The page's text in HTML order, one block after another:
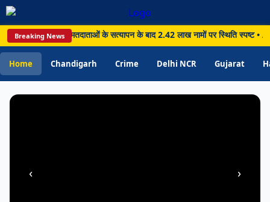
Breaking News
19.73 लाख मतदाताओं के सत्यापन के बाद 2.42 लाख नामों पर स्थिति स्पष्ट •
Home Chandigarh Crime Delhi NCR Gujarat
‹ ›
Chandigarh • 07 Aug 2026
Amritsar: 12 सितंबर को लगेगी राष्ट्रीय लोक
अदालत, अमृतसर में हजारों मामलों के त्वरित
निपटारे की तैयारी